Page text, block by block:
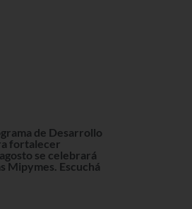
de Desarrollo
fortalecer
se celebrará
Mipymes. Escuchá